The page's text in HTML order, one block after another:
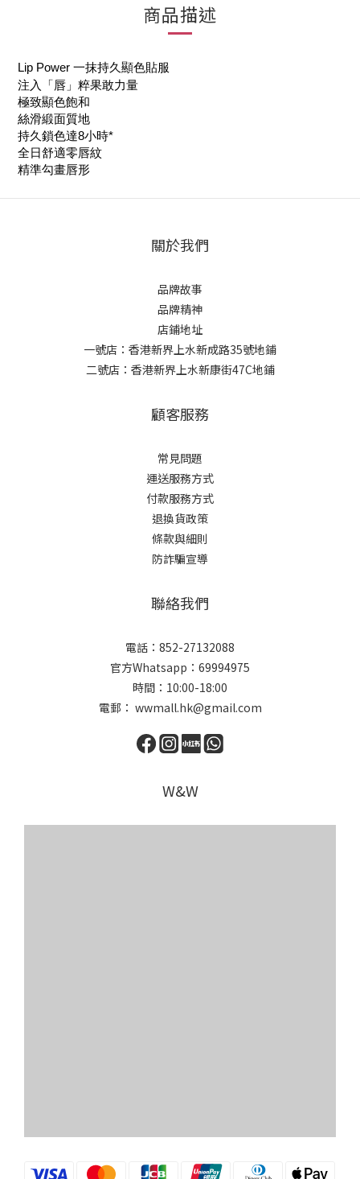
商品描述
Lip Power 一抹持久顯色貼服
注入「唇」粹果敢力量
極致顯色飽和
絲滑緞面質地
持久鎖色達8小時*
全日舒適零唇紋
精準勾畫唇形
關於我們
品牌故事
品牌精神
店鋪地址
一號店：香港新界上水新成路35號地鋪
二號店：香港新界上水新康街47C地鋪
顧客服務
常見問題
運送服務方式
付款服務方式
退換貨政策
條款與細則
防詐騙宣導
聯絡我們
電話：852-27132088
官方Whatsapp：69994975
時間：10:00-18:00
電郵： wwmall.hk@gmail.com
W&W